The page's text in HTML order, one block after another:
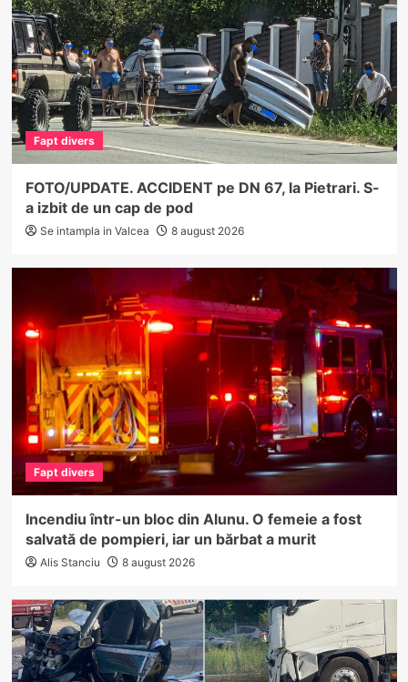
Fapt divers
FOTO/UPDATE. ACCIDENT pe DN 67, la Pietrari. S-
a izbit de un cap de pod
Se intampla in Valcea 8 august 2026
Fapt divers
Incendiu într-un bloc din Alunu. O femeie a fost
salvată de pompieri, iar un bărbat a murit
Alis Stanciu 8 august 2026